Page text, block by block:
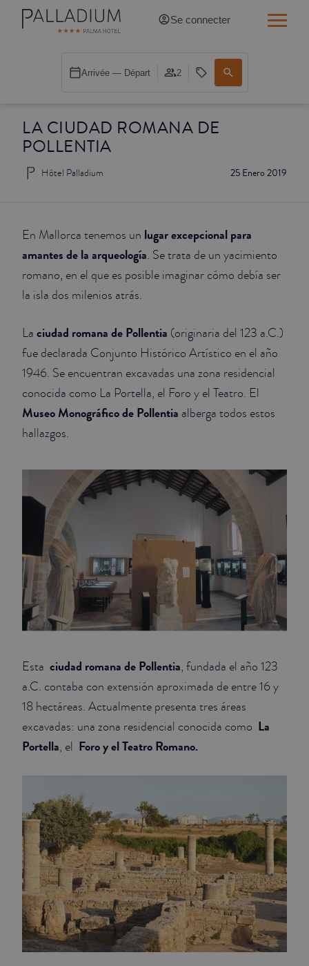
LA CIUDAD ROMANA DE
POLLENTIA
25 Enero 2019
Hôtel Palladium
En Mallorca tenemos un lugar excepcional para
amantes de la arqueología. Se trata de un yacimiento
romano, en el que es posible imaginar cómo debía ser
la isla dos milenios atrás.
La ciudad romana de Pollentia (originaria del 123 a.C.)
fue declarada Conjunto Histórico Artístico en el año
1946. Se encuentran excavadas una zona residencial
conocida como La Portella, el Foro y el Teatro. El
Museo Monográfico de Pollentia alberga todos estos
hallazgos.
Esta ciudad romana de Pollentia, fundada el año 123
a.C. contaba con extensión aproximada de entre 16 y
18 hectáreas. Actualmente presenta tres áreas
excavadas: una zona residencial conocida como La
Portella, el Foro y el Teatro Romano.
Se connecter
Arrivée — Départ 2
SINGLE BALCON CATHÉDRALE
DOUBLE WHITE
DOUBLE INN CATHÉDRALE
SUPÉRIEURE
JUNIOR SUITES
SUITE